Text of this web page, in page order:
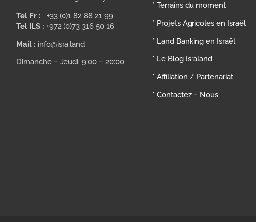
Tel Fr : +33 (0)1 82 88 21 99
Tel ILS : +972 (0)73 316 50 16
Mail : info@isra.land
Dimanche – Jeudi: 9:00 – 20:00
* Terrains du moment
* Projets Agricoles en Israël
* Land Banking en Israël
* Le Blog Israland
* Affiliation / Partenariat
* Contactez – Nous